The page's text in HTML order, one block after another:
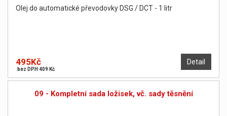
Olej do automatické převodovky DSG / DCT - 1 litr
Detail
495Kč
bez DPH 409 Kč
09 - Kompletní sada ložisek, vč. sady těsnění